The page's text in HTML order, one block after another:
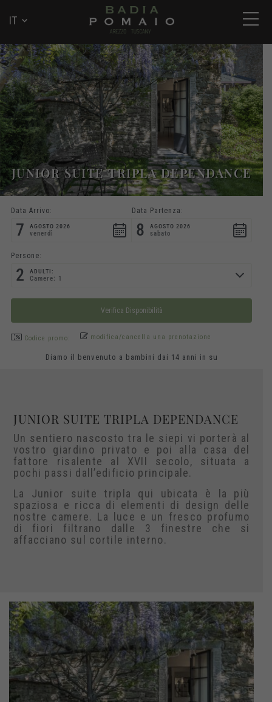
JUNIOR SUITE TRIPLA DEPENDANCE
Data Arrivo:
7 AGOSTO 2026
venerdì
Data Partenza:
8 AGOSTO 2026
sabato
Persone:
2 ADULTI:
Camere: 1
Codice promo: modifica/cancella una prenotazione
Diamo il benvenuto a bambini dai 14 anni in su
JUNIOR SUITE TRIPLA DEPENDANCE
Un sentiero nascosto tra le siepi vi porterà al
vostro giardino privato e poi alla casa del
fattore risalente al XVII secolo, situata a
pochi passi dall’edificio principale.
La Junior suite tripla qui ubicata è la più
spaziosa e ricca di elementi di design delle
nostre camere. La luce e un fresco profumo
di fiori filtrano dalle 3 finestre che si
affacciano sul cortile interno.